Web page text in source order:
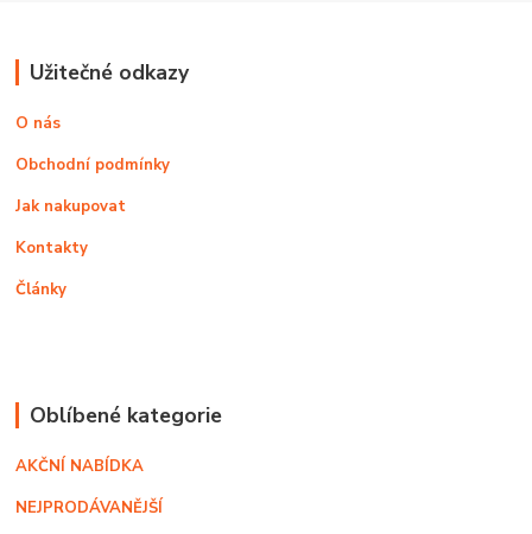
Užitečné odkazy
O nás
Obchodní podmínky
Jak nakupovat
Kontakty
Články
Oblíbené kategorie
AKČNÍ NABÍDKA
NEJPRODÁVANĚJŠÍ